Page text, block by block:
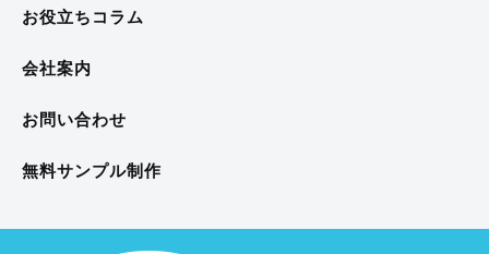
お役立ちコラム
会社案内
お問い合わせ
無料サンプル制作